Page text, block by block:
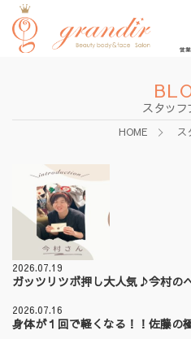
営
スタッ
HOME ス
2026.07.19
ガッツリツボ押し大人気♪今村の
2026.07.16
身体が１回で軽くなる！！佐藤の